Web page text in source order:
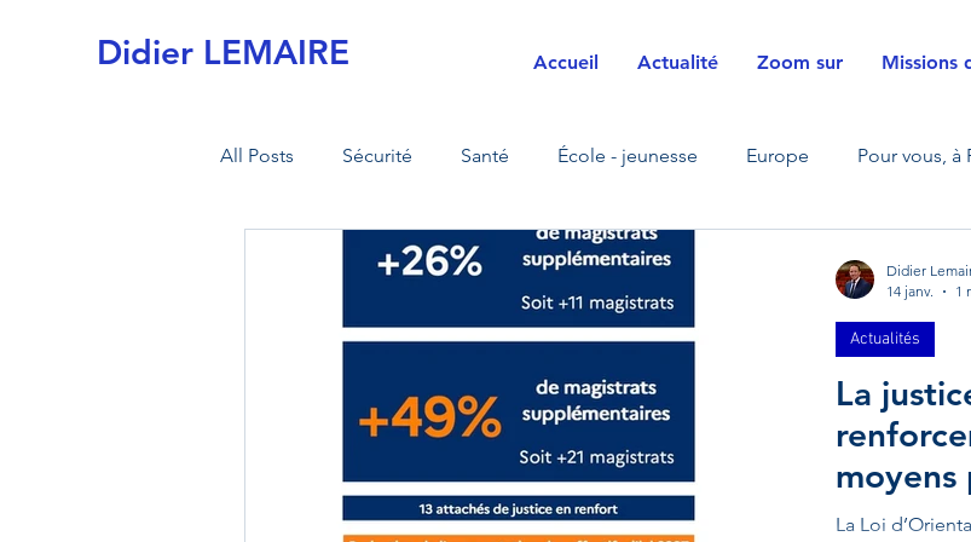
Didier LEMAIRE Accueil Actualité Zoom sur Missions
All Posts Sécurité Santé École - jeunesse Europe Pour vous, à
Commission de La Défense
MI sécurité civile MI armées Justice Énergies
Fiscalité Transition écologique - énergétique Mobilités
La
moyens
La Loi
Actualités
Didier
14 janv.
1